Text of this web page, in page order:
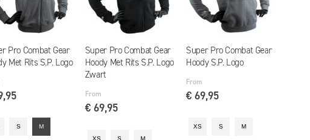
Pro Combat Gear
Met Rits S.P. Logo
S M
Super Pro Combat Gear
Hoody Met Rits S.P. Logo
Zwart
From
€ 69,95
XS S M
Super Pro Combat Gear
Hoody S.P. Logo
From
€ 69,95
XS S M